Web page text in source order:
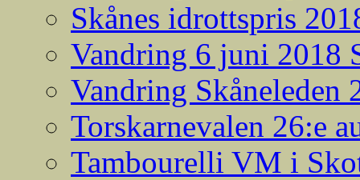
Skånes idrottspris
Vandring 6 juni 2018
Vandring Skåneleden
Torskarnevalen 26:e
Tambourelli VM i